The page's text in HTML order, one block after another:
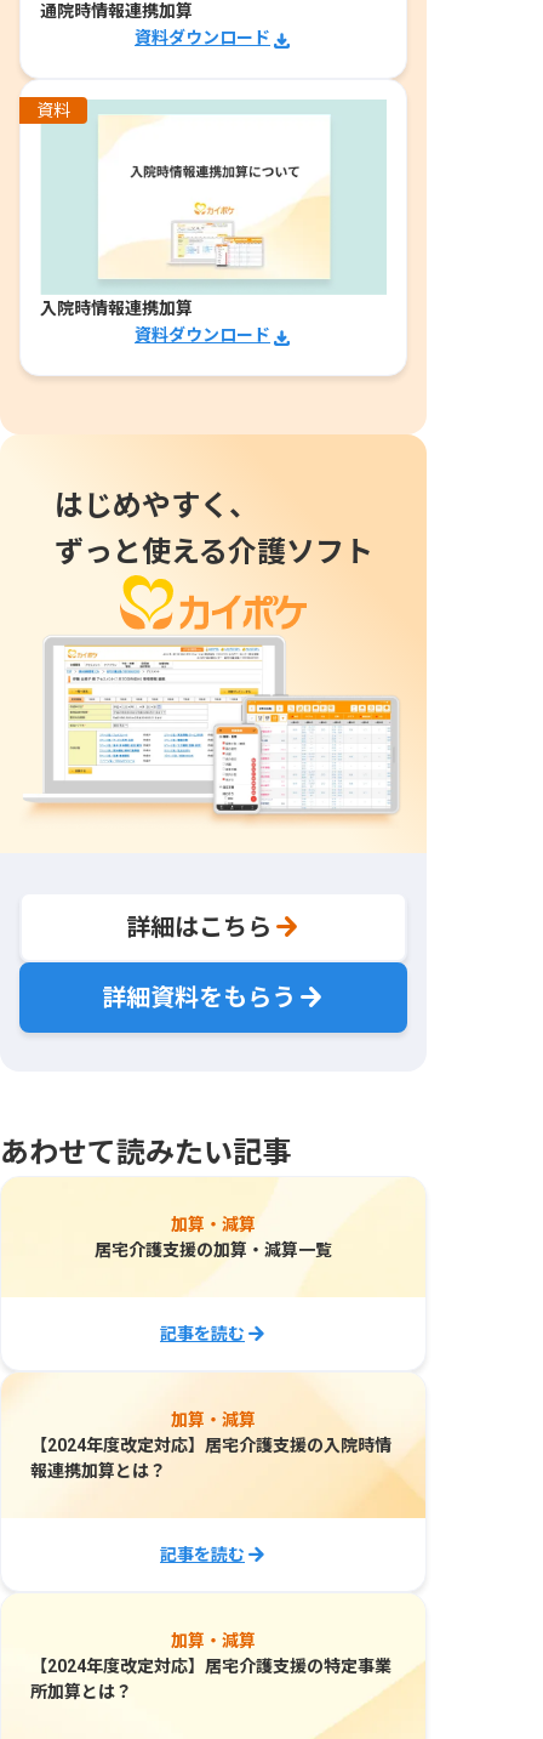
通院時情報連携加算
資料ダウンロード
資料
入院時情報連携加算
資料ダウンロード
はじめやすく、
ずっと使える介護ソフト
詳細はこちら
詳細資料をもらう
あわせて読みたい記事
加算・減算
居宅介護支援の加算・減算一覧
記事を読む
加算・減算
【2024年度改定対応】居宅介護支援の入院時情
報連携加算とは？
記事を読む
加算・減算
【2024年度改定対応】居宅介護支援の特定事業
所加算とは？